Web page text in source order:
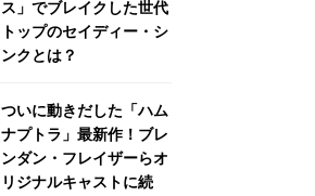
ス」でブレイクした世代
トップのセイディー・シ
ンクとは？
ついに動きだした「ハム
ナプトラ」最新作！ブレ
ンダン・フレイザーらオ
リジナルキャストに続